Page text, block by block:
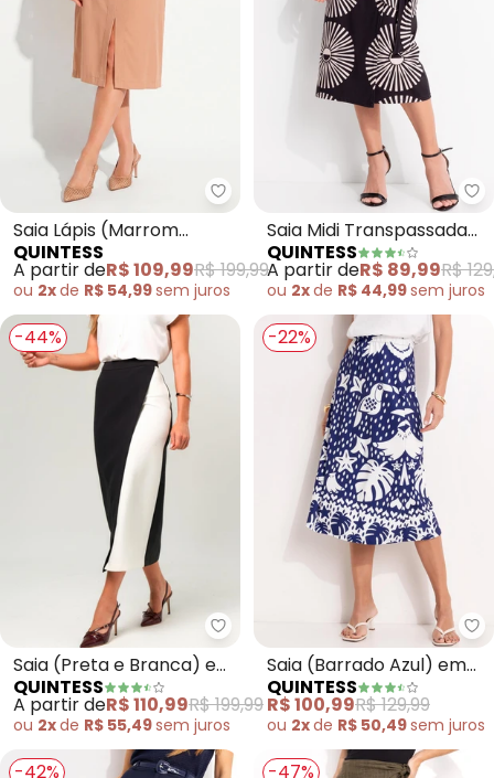
Quintess - Saia Lápis (Marrom
Saia Lápis (Marrom
Claro) em Linho
QUINTESS
A partir deR$ 109,99R$ 199,99
ou 2xde R$ 54,99sem juros
Saia Midi Transpassada
Estampa Geométrica em
Malha Fria com
Amarração
QUINTESS
A partir deR$ 89,99R$
ou 2xde R$ 44,99sem juros
-44%
Quintess - Saia (Preta e
Saia (Preta e Branca) em
Malha Ponto Roma
Sarjado
QUINTESS
A partir deR$ 110,99R$ 199,99
ou 2xde R$ 55,49sem juros
-22%
Saia (Barrado Azul) em
Malha Fria
QUINTESS
R$ 100,99R$ 129,99
ou 2xde R$ 50,49sem juros
-42% -47%